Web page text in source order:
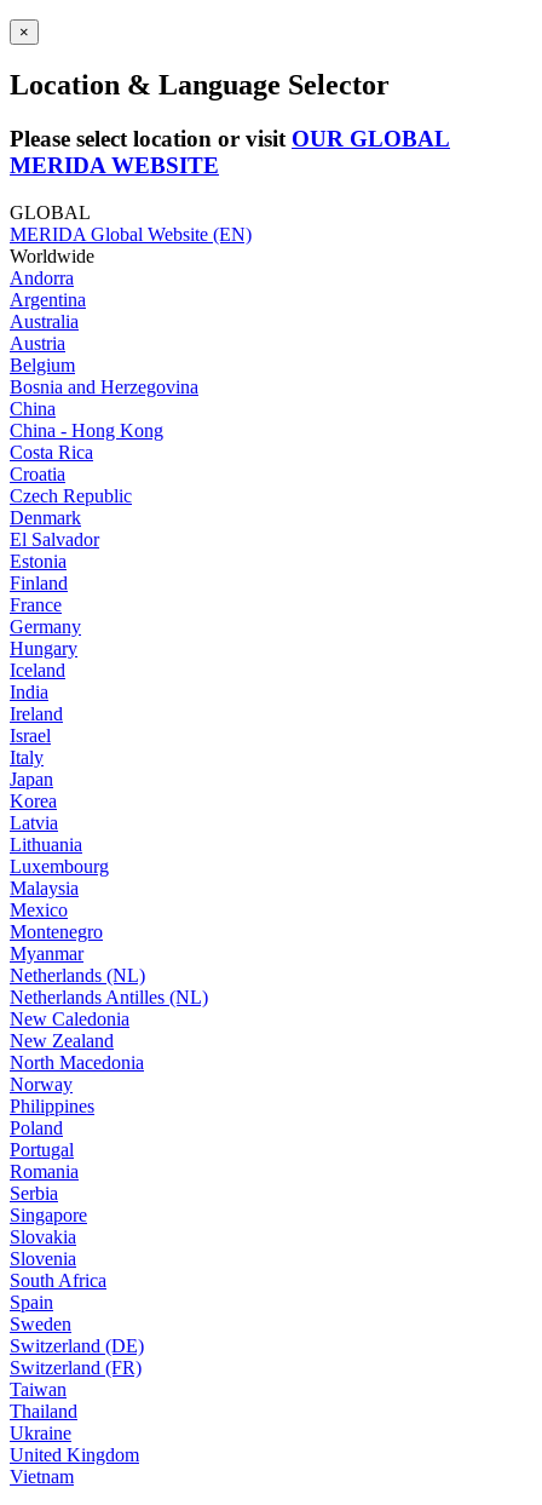
×
Location & Language Selector
Please select location or visit OUR GLOBAL
MERIDA WEBSITE
GLOBAL
MERIDA Global Website (EN)
Worldwide
Andorra
Argentina
Australia
Austria
Belgium
Bosnia and Herzegovina
China
China - Hong Kong
Costa Rica
Croatia
Czech Republic
Denmark
El Salvador
Estonia
Finland
France
Germany
Hungary
Iceland
India
Ireland
Israel
Italy
Japan
Korea
Latvia
Lithuania
Luxembourg
Malaysia
Mexico
Montenegro
Myanmar
Netherlands (NL)
Netherlands Antilles (NL)
New Caledonia
New Zealand
North Macedonia
Norway
Philippines
Poland
Portugal
Romania
Serbia
Singapore
Slovakia
Slovenia
South Africa
Spain
Sweden
Switzerland (DE)
Switzerland (FR)
Taiwan
Thailand
Ukraine
United Kingdom
Vietnam